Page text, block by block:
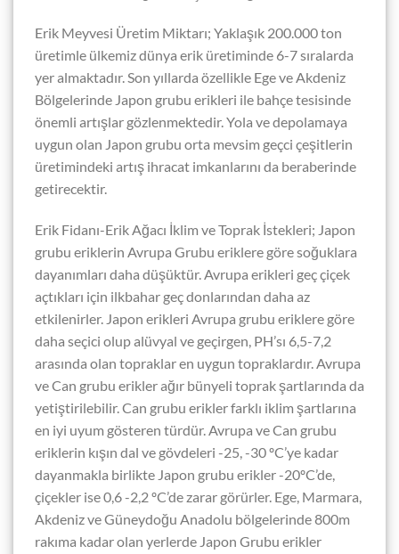
Erik Meyvesi Üretim Miktarı; Yaklaşık 200.000 ton
üretimle ülkemiz dünya erik üretiminde 6-7 sıralarda
yer almaktadır. Son yıllarda özellikle Ege ve Akdeniz
Bölgelerinde Japon grubu erikleri ile bahçe tesisinde
önemli artışlar gözlenmektedir. Yola ve depolamaya
uygun olan Japon grubu orta mevsim geçci çeşitlerin
üretimindeki artış ihracat imkanlarını da beraberinde
getirecektir.
Erik Fidanı-Erik Ağacı İklim ve Toprak İstekleri; Japon
grubu eriklerin Avrupa Grubu eriklere göre soğuklara
dayanımları daha düşüktür. Avrupa erikleri geç çiçek
açtıkları için ilkbahar geç donlarından daha az
etkilenirler. Japon erikleri Avrupa grubu eriklere göre
daha seçici olup alüvyal ve geçirgen, PH’sı 6,5-7,2
arasında olan topraklar en uygun topraklardır. Avrupa
ve Can grubu erikler ağır bünyeli toprak şartlarında da
yetiştirilebilir. Can grubu erikler farklı iklim şartlarına
en iyi uyum gösteren türdür. Avrupa ve Can grubu
eriklerin kışın dal ve gövdeleri -25, -30 ºC’ye kadar
dayanmakla birlikte Japon grubu erikler -20ºC’de,
çiçekler ise 0,6 -2,2 ºC’de zarar görürler. Ege, Marmara,
Akdeniz ve Güneydoğu Anadolu bölgelerinde 800m
rakıma kadar olan yerlerde Japon Grubu erikler